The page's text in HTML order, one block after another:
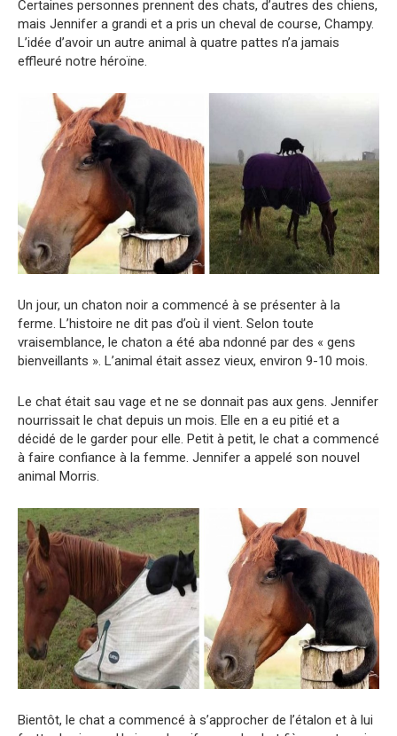
Certaines personnes prennent des chats, d’autres des chiens,
mais Jennifer a grandi et a pris un cheval de course, Champy.
L’idée d’avoir un autre animal à quatre pattes n’a jamais
effleuré notre héroïne.
Un jour, un chaton noir a commencé à se présenter à la
ferme. L’histoire ne dit pas d’où il vient. Selon toute
vraisemblance, le chaton a été aba ndonné par des « gens
bienveillants ». L’animal était assez vieux, environ 9-10 mois.
Le chat était sau vage et ne se donnait pas aux gens. Jennifer
nourrissait le chat depuis un mois. Elle en a eu pitié et a
décidé de le garder pour elle. Petit à petit, le chat a commencé
à faire confiance à la femme. Jennifer a appelé son nouvel
animal Morris.
Bientôt, le chat a commencé à s’approcher de l’étalon et à lui